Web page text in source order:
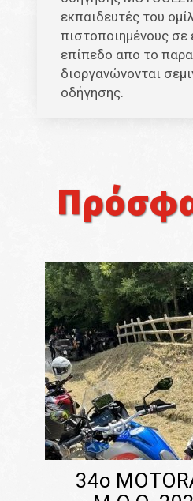
εκπαιδευτές του
πιστοποιημένους σε
επίπεδο απο το
διοργανώνονται
οδήγησης.
34o